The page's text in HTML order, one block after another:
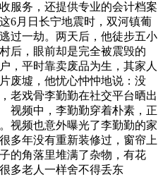
服务，还提供专业的会计档案
6月日长宁地震时，双河镇葡
过一劫。两天后，他徒步五小
后，眼前却是完全被震毁的
，平时靠卖废品为生，其家人
废墟，他忧心忡忡地说：没
老戏骨李勤勤在社交平台晒出
中，李勤勤穿着朴素，正
视频也意外曝光了李勤勤的家
多年没有重新装修过，窗帘上
的角落里堆满了杂物，有花
多老人一样舍不得丢东